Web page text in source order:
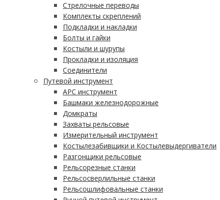
Стрелочные переводы
Комплекты скреплений
Подкладки и накладки
Болты и гайки
Костыли и шурупы
Прокладки и изоляция
Соединители
Путевой инструмент
АРС инструмент
Башмаки железнодорожные
Домкраты
Захваты рельсовые
Измерительный инструмент
Костылезабивщики и Костылевыдергиватели
Разгонщики рельсовые
Рельсорезные станки
Рельсосверлильные станки
Рельсошлифовальные станки